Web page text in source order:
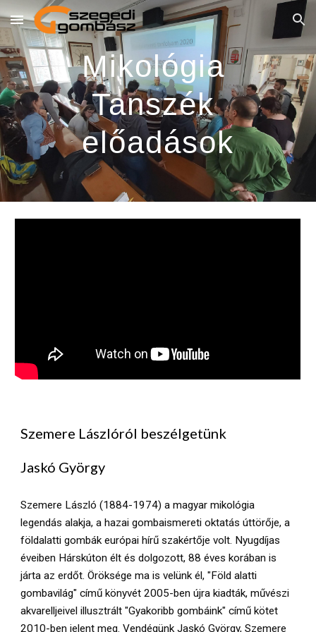
Skip to main content Skip to navigation
Mikológia
Tanszék
előadások
Szemere Lászlóról beszélgetünk
Jaskó György
Szemere László (1884-1974) a magyar mikológia
legendás alakja, a hazai gombaismereti oktatás úttörője, a
földalatti gombák európai hírű szakértője volt. Nyugdíjas
éveiben Hárskúton élt és dolgozott, 88 éves korában is
járta az erdőt. Öröksége ma is velünk él, "Föld alatti
gombavilág" című könyvét 2005-ben újra kiadták, művészi
akvarelljeivel illusztrált "Gyakoribb gombáink" című kötet
2010-ben jelent meg. Vendégünk Jaskó György, Szemere